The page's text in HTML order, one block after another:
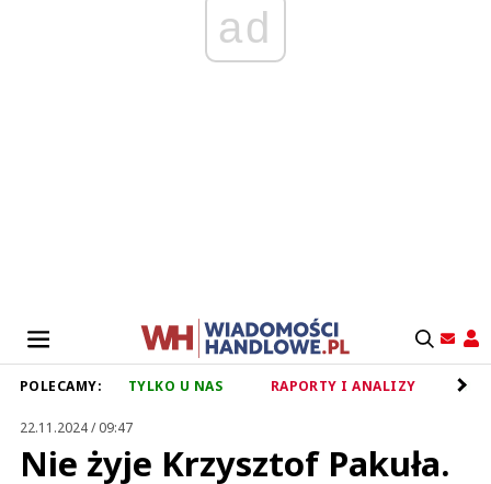
ad
POLECAMY: TYLKO U NAS RAPORTY I ANALIZY
22.11.2024 / 09:47
Nie żyje Krzysztof Pakuła.